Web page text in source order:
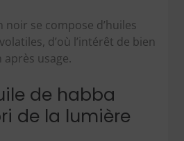
noir se compose d’huiles
d’où l’intérêt de bien
usage.
de habba
de la lumière